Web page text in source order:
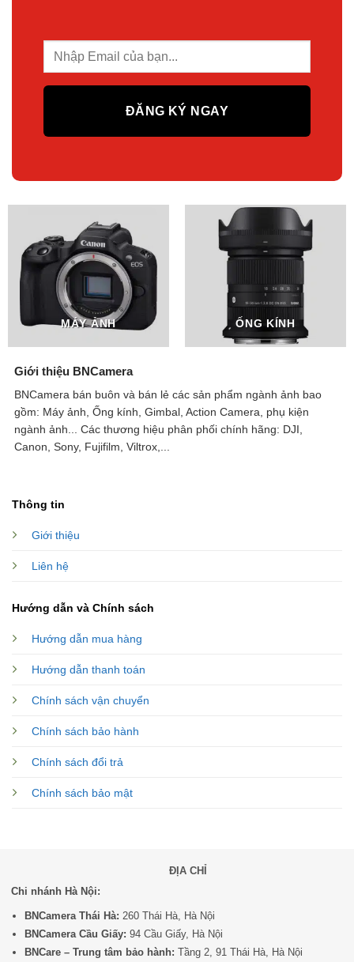
MÁY ẢNH ỐNG KÍNH
Giới thiệu BNCamera
BNCamera bán buôn và bán lẻ các sản phẩm ngành ảnh bao
gồm: Máy ảnh, Ống kính, Gimbal, Action Camera, phụ kiện
ngành ảnh... Các thương hiệu phân phối chính hãng: DJI,
Canon, Sony, Fujifilm, Viltrox,...
Thông tin
Giới thiệu
Liên hệ
Hướng dẫn và Chính sách
Hướng dẫn mua hàng
Hướng dẫn thanh toán
Chính sách vận chuyển
Chính sách bảo hành
Chính sách đổi trả
Chính sách bảo mật
ĐỊA CHỈ
Chi nhánh Hà Nội:
BNCamera Thái Hà: 260 Thái Hà, Hà Nội
BNCamera Cầu Giấy: 94 Cầu Giấy, Hà Nội
BNCare – Trung tâm bảo hành: Tầng 2, 91 Thái Hà, Hà Nội